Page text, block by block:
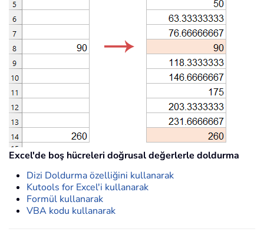
Excel'de boş hücreleri doğrusal değerlerle doldurma
Dizi Doldurma özelliğini kullanarak
Kutools for Excel'i kullanarak
Formül kullanarak
VBA kodu kullanarak